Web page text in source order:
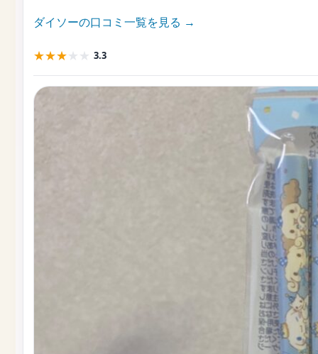
ダイソーの口コミ一覧を見る →
★★★★ ★ 3.3